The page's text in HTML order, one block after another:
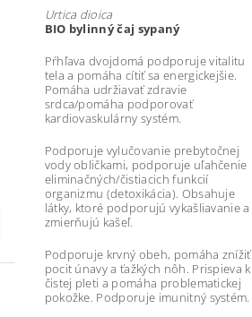
Urtica dioica
BIO bylinný čaj sypaný
Pŕhľava dvojdomá podporuje vitalitu
tela a pomáha cítiť sa energickejšie.
Pomáha udržiavať zdravie
srdca/pomáha podporovať
kardiovaskulárny systém.
Podporuje vylučovanie prebytočnej
vody obličkami, podporuje uľahčenie
eliminačných/čistiacich funkcií
organizmu (detoxikácia). Obsahuje
látky, ktoré podporujú vykašliavanie a
zmierňujú kašeľ.
Podporuje krvný obeh, pomáha znížiť
pocit únavy a ťažkých nôh. Prispieva k
čistej pleti a pomáha problematickej
pokožke. Podporuje imunitný systém.